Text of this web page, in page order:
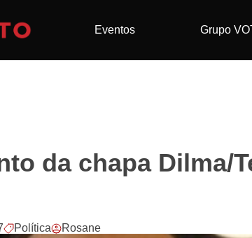
Eventos Grupo
da chapa Dilma/
Política Rosane